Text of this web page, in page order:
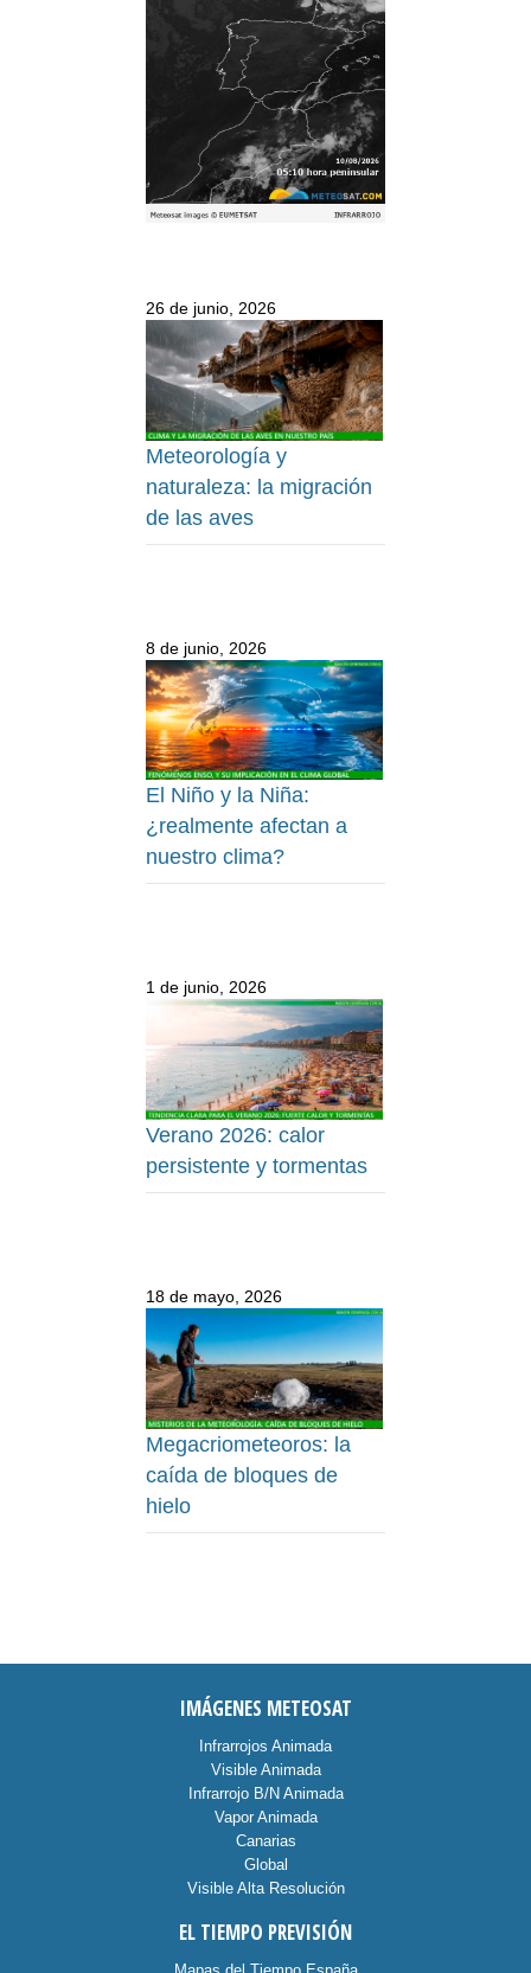
26 de junio, 2026
Meteorología y
naturaleza: la migración
de las aves
8 de junio, 2026
El Niño y la Niña:
¿realmente afectan a
nuestro clima?
1 de junio, 2026
Verano 2026: calor
persistente y tormentas
18 de mayo, 2026
Megacriometeoros: la
caída de bloques de
hielo
IMÁGENES METEOSAT
Infrarrojos Animada
Visible Animada
Infrarrojo B/N Animada
Vapor Animada
Canarias
Global
Visible Alta Resolución
EL TIEMPO PREVISIÓN